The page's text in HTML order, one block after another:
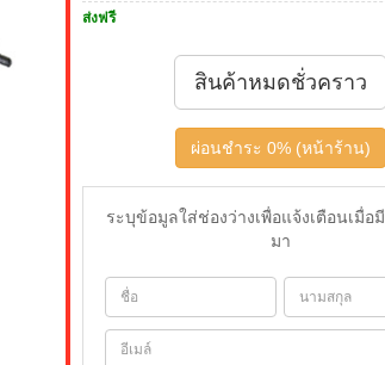
ส่งฟรี
สินค้าหมดชั่วคราว
ผ่อนชำระ 0% (หน้าร้าน)
ระบุข้อมูลใส่ช่องว่างเพื่อแจ้งเตือนเมื่อ
มา